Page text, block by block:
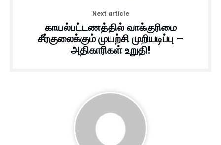
Next article
காயல்பட்டணத்தில் வாக்குரிமை
சீர்குலைக்கும் முயற்சி முறியடிப்பு –
அதிகாரிகள் உறுதி!